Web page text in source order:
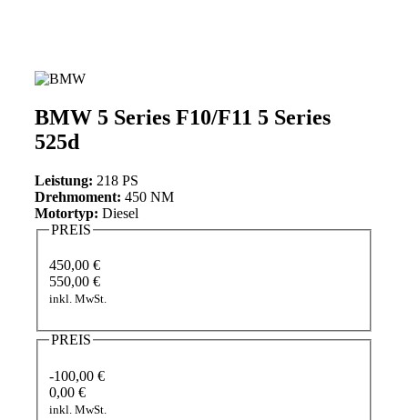
BMW 5 Series F10/F11 5 Series
525d
Leistung: 218 PS
Drehmoment: 450 NM
Motortyp: Diesel
PREIS
450,00 €
550,00 €
inkl. MwSt.
PREIS
-100,00 €
0,00 €
inkl. MwSt.